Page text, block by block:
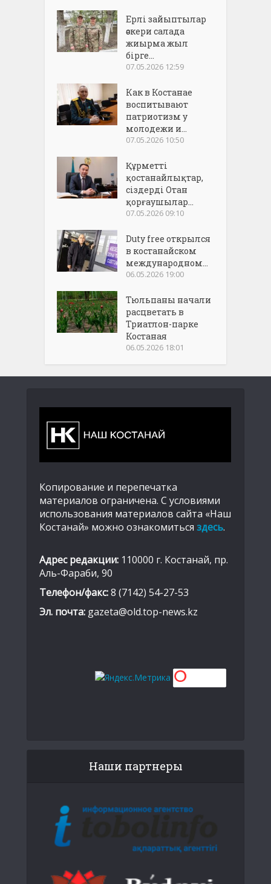
Ерлі зайыптылар
әскери салада
жиырма жыл
бірге...
07.05.2026 12:59
Как в Костанае
воспитывают
патриотизм у
молодежи и...
07.05.2026 10:50
Құрметті
қостанайлықтар,
сіздерді Отан
қорғаушылар...
07.05.2026 09:10
Duty free открылся
в костанайском
международном...
06.05.2026 19:00
Тюльпаны начали
расцветать в
Триатлон-парке
Костаная
06.05.2026 18:01
Копирование и перепечатка
материалов ограничена. С условиями
использования материалов сайта «Наш
Костанай» можно ознакомиться здесь.
Адрес редакции: 110000 г. Костанай, пр.
Аль-Фараби, 90
Телефон/факс:8 (7142) 54-27-53
Эл. почта: gazeta@old.top-news.kz
Наши партнеры